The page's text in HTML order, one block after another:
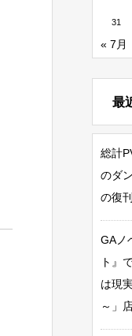
31
« 7月
最
総計
のダ
の復
GAノ
ト』
は現
～」